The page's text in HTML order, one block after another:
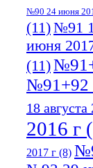
№90 24 июня
(11)№91
июня
(11)
№91+92
18 августа
2016 г
2017 г (8)